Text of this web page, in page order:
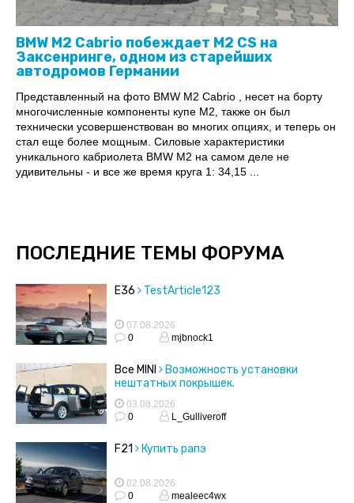
BMW M2 Cabrio побеждает M2 CS на
Заксенринге, одном из старейших
автодромов Германии
Представленный на фото BMW M2 Cabrio , несет на борту
многочисленные компоненты купе M2, также он был
технически усовершенствован во многих опциях, и теперь он
стал еще более мощным. Силовые характеристики
уникального кабриолета BMW M2 на самом деле не
удивительны - и все же время круга 1: 34,15 ...
ПОСЛЕДНИЕ ТЕМЫ ФОРУМА
E36 TestArticle123
07.08.2026
0
mjbnock1
Все MINI
Возможность установки
нештатных покрышек.
03.08.2026
0
L_Gulliveroff
F21 Купить рапэ
02.08.2026
0
mealeec4wx